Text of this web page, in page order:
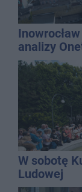
analizy
najbardziej
W sobotę
Ludowej